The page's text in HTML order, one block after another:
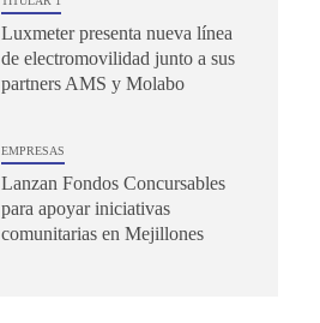
Luxmeter presenta nueva línea
de electromovilidad junto a sus
partners AMS y Molabo
EMPRESAS
Lanzan Fondos Concursables
para apoyar iniciativas
comunitarias en Mejillones